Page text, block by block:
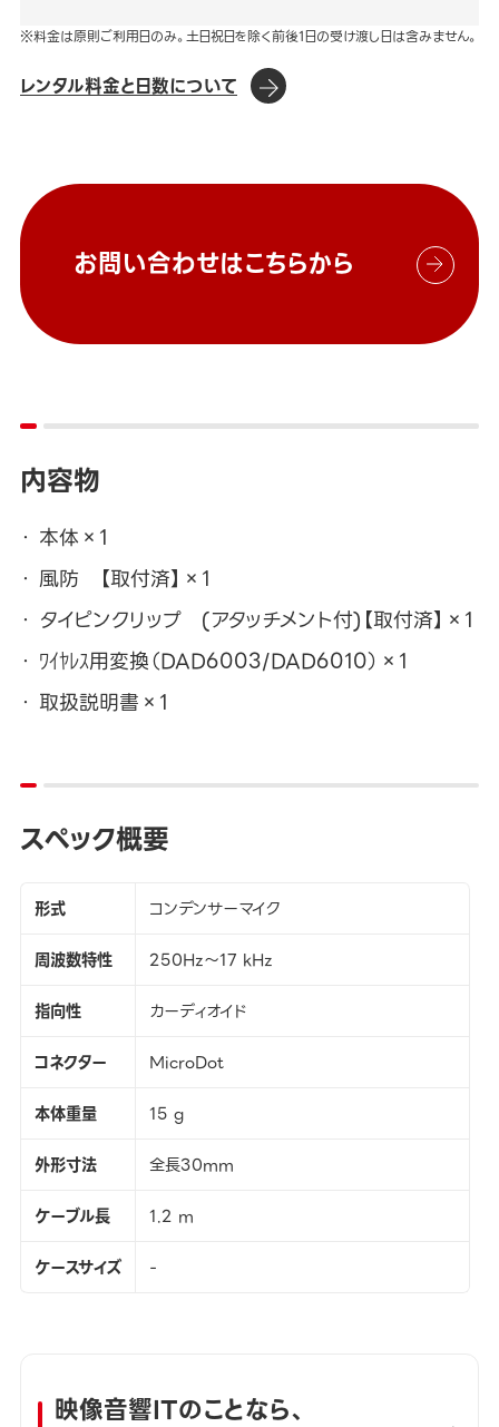
※料金は原則ご利用日のみ。土日祝日を除く前後1日の受け渡し日は含みません。
レンタル料金と日数について
お問い合わせはこちらから
内容物
本体×1
風防 【取付済】×1
タイピンクリップ (アタッチメント付)【取付済】×1
ﾜｲﾔﾚｽ用変換（DAD6003/DAD6010）×1
取扱説明書×1
スペック概要
形式
コンデンサーマイク
周波数特性
250Hz～17 kHz
指向性
カーディオイド
コネクター
MicroDot
本体重量
15 g
外形寸法
全長30mm
ケーブル長
1.2 m
ケースサイズ
-
映像音響ITのことなら、